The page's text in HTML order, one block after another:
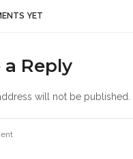
YET
a Reply
will not be published.